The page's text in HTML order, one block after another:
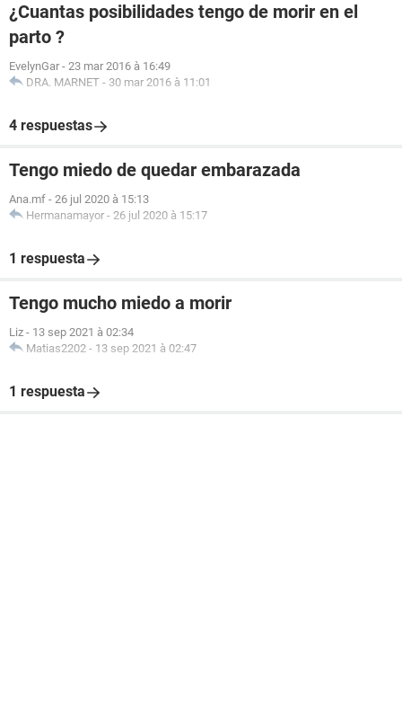
¿Cuantas posibilidades tengo de morir en el
parto ?
EvelynGar - 23 mar 2016 à 16:49
DRA. MARNET - 30 mar 2016 à 11:01
4 respuestas
Tengo miedo de quedar embarazada
Ana.mf - 26 jul 2020 à 15:13
Hermanamayor - 26 jul 2020 à 15:17
1 respuesta
Tengo mucho miedo a morir
Liz - 13 sep 2021 à 02:34
Matias2202 - 13 sep 2021 à 02:47
1 respuesta